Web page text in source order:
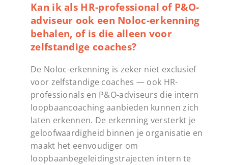
Kan ik als HR-professional of P&O-
adviseur ook een Noloc-erkenning
behalen, of is die alleen voor
zelfstandige coaches?
De Noloc-erkenning is zeker niet exclusief
voor zelfstandige coaches — ook HR-
professionals en P&O-adviseurs die intern
loopbaancoaching aanbieden kunnen zich
laten erkennen. De erkenning versterkt je
geloofwaardigheid binnen je organisatie en
maakt het eenvoudiger om
loopbaanbegeleidingstrajecten intern te